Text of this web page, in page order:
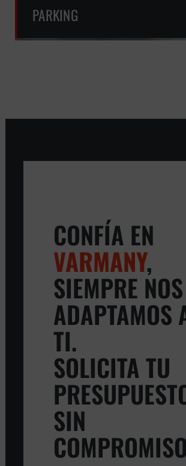
PARKING
CONFÍA EN
VARMANY,
SIEMPRE NOS
ADAPTAMOS
TI.
SOLICITA TU
SIN